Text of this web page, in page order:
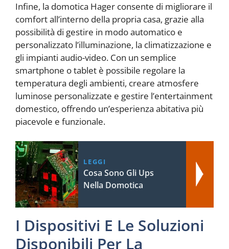
Infine, la domotica Hager consente di migliorare il
comfort all’interno della propria casa, grazie alla
possibilità di gestire in modo automatico e
personalizzato l’illuminazione, la climatizzazione e
gli impianti audio-video. Con un semplice
smartphone o tablet è possibile regolare la
temperatura degli ambienti, creare atmosfere
luminose personalizzate e gestire l’entertainment
domestico, offrendo un’esperienza abitativa più
piacevole e funzionale.
LEGGI
Cosa Sono Gli Ups
Nella Domotica
I Dispositivi E Le Soluzioni
Disponibili Per La